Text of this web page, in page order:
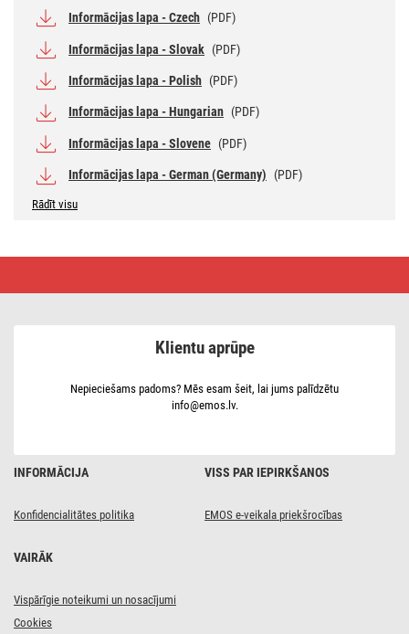
Informācijas lapa - Czech (PDF)
Informācijas lapa - Slovak (PDF)
Informācijas lapa - Polish (PDF)
Informācijas lapa - Hungarian (PDF)
Informācijas lapa - Slovene (PDF)
Informācijas lapa - German (Germany) (PDF)
Rādīt visu
Silti
balta
INFORMĀCIJA
Konfidencialitātes politika
VISS PAR IEPIRKŠANOS
EMOS e-veikala priekšrocības
VAIRĀK
Vispārīgie noteikumi un nosacījumi
Cookies
Klientu aprūpe
Nepieciešams padoms? Mēs esam šeit, lai jums palīdzētu
info@emos.lv.